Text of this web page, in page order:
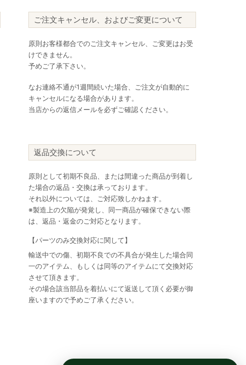
ご注文キャンセル、およびご変更について
原則お客様都合でのご注文キャンセル、ご変更はお受
けできません。
予めご了承下さい。
なお連絡不通が1週間続いた場合、ご注文が自動的に
キャンセルになる場合があります。
当店からの返信メールを必ずご確認ください。
返品交換について
原則として初期不良品、または間違った商品が到着し
た場合の返品・交換は承っております。
それ以外については、ご対応致しかねます。
※製造上の欠陥が発覚し、同一商品が確保できない際
は、返品・返金のご対応となります。
【パーツのみ交換対応に関して】
輸送中での傷、初期不良での不具合が発生した場合同
一のアイテム、もしくは同等のアイテムにて交換対応
させて頂きます。
その場合該当部品を着払いにて返送して頂く必要が御
座いますので予めご了承ください。